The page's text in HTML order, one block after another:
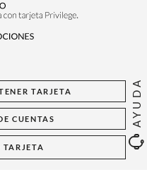
AYUDA
TARJETA
CUENTAS
TARJETA